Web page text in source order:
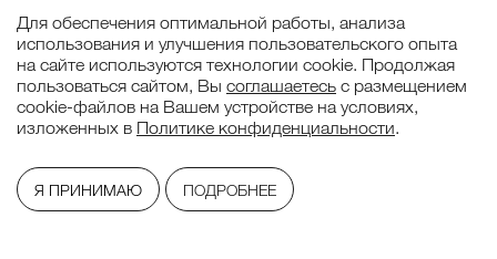
Telegram
Youtube
LinkedIn
Политика конфиденциальности
Для обеспечения оптимальной работы, анализа
использования и улучшения пользовательского опыта
на сайте используются технологии cookie. Продолжая
пользоваться сайтом, Вы соглашаетесь с размещением
cookie-файлов на Вашем устройстве на условиях,
изложенных в Политике конфиденциальности.
Я ПРИНИМАЮ ПОДРОБНЕЕ